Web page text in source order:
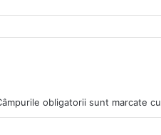
obligatorii sunt marcate cu